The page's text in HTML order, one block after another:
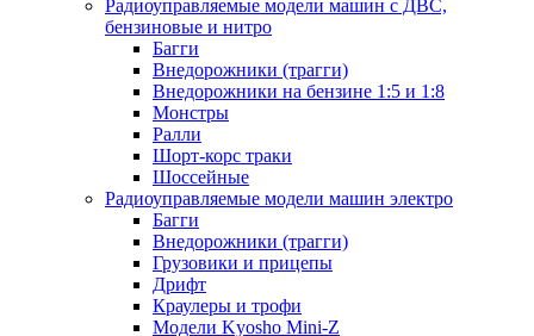
Радиоуправляемые модели машин с ДВС,
бензиновые и нитро
Багги
Внедорожники (трагги)
Внедорожники на бензине 1:5 и 1:8
Монстры
Ралли
Шорт-корс траки
Шоссейные
Радиоуправляемые модели машин электро
Багги
Внедорожники (трагги)
Грузовики и прицепы
Дрифт
Краулеры и трофи
Модели Kyosho Mini-Z